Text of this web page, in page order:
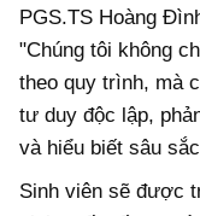
PGS.TS Hoàng
"Chúng tôi không
theo quy trình, mà
tư duy độc lập,
và hiểu biết sâu
Sinh viên sẽ được